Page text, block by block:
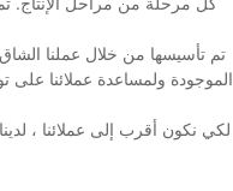
الموجودة ولمساعدة عملائنا على
لكي نكون أقرب إلى عملائنا ،